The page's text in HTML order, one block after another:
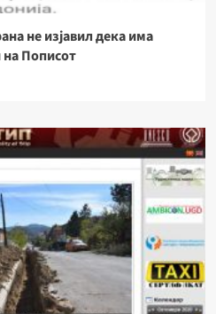
не изјавил дека има
на Пописот